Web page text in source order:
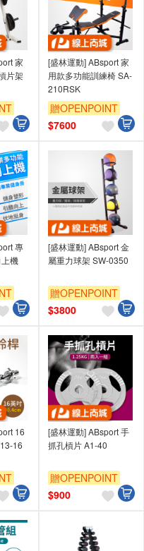
家
片架
[盛林運動] ABsport 家
用款多功能訓練椅 SA-
210RSK
贈OPENPOINT
$7600
專
機
[盛林運動] ABsport 金
屬重力球架 SW-0350
贈OPENPOINT
$3800
16
16
[盛林運動] ABsport 手
抓孔槓片 A1-40
贈OPENPOINT
$900